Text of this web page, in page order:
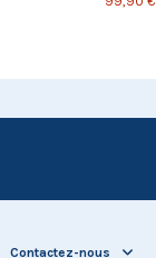
Contactez-nous